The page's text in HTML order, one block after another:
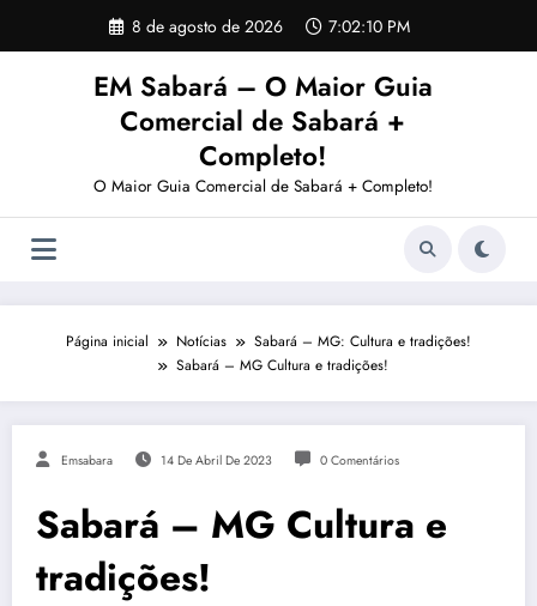
o
8 de agosto de 2026 7:02:10 PM
EM Sabará – O Maior Guia
Comercial de Sabará +
Completo!
O Maior Guia Comercial de Sabará + Completo!
Página inicial Notícias
Sabará – MG: Cultura e tradições!
Sabará – MG Cultura e tradições!
Emsabara 14 De Abril De 2023 0 Comentários
Sabará – MG Cultura e
tradições!